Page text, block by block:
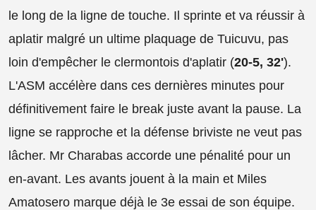
le long de la ligne de touche. Il sprinte et va réussir à
aplatir malgré un ultime plaquage de Tuicuvu, pas
loin d'empêcher le clermontois d'aplatir (20-5, 32').
L'ASM accélère dans ces dernières minutes pour
définitivement faire le break juste avant la pause. La
ligne se rapproche et la défense briviste ne veut pas
lâcher. Mr Charabas accorde une pénalité pour un
en-avant. Les avants jouent à la main et Miles
Amatosero marque déjà le 3e essai de son équipe.